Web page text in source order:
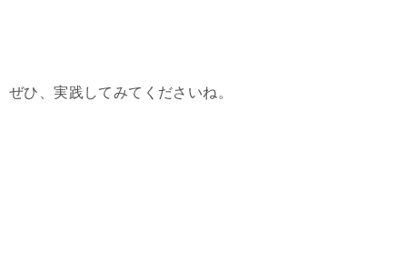
ぜひ、実践してみてくださいね。